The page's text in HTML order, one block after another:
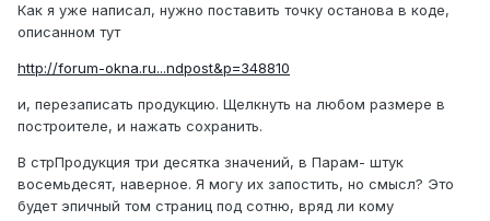
Как я уже написал, нужно поставить точку останова в коде,
описанном тут
http://forum-okna.ru...ndpost&p=348810
и, перезаписать продукцию. Щелкнуть на любом размере в
построителе, и нажать сохранить.
В стрПродукция три десятка значений, в Парам- штук
восемьдесят, наверное. Я могу их запостить, но смысл? Это
будет эпичный том страниц под сотню, вряд ли кому